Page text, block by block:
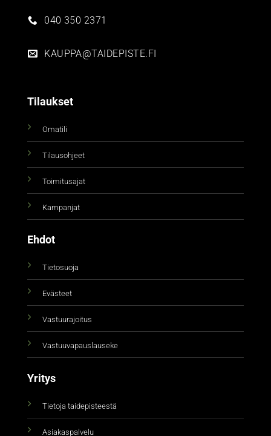
040 350 2371
KAUPPA@TAIDEPISTE.FI
Tilaukset
Omatili
Tilausohjeet
Toimitusajat
Kampanjat
Ehdot
Tietosuoja
Evästeet
Vastuurajoitus
Vastuuvapauslauseke
Yritys
Tietoja taidepisteestä
Asiakaspalvelu